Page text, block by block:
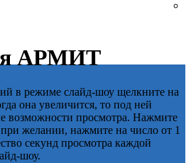
АРМИТ
в режиме слайд-шоу щелкните на
она увеличится, то под ней
возможности просмотра. Нажмите
желании, нажмите на число от 1
секунд просмотра каждой
шоу.